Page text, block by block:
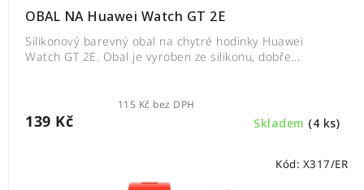
OBAL NA Huawei Watch GT 2E
Skladem (4 ks)
115 Kč bez DPH
139 Kč
Silikonový barevný obal na chytré hodinky Huawei
Watch GT 2E. Obal je vyroben ze silikonu, dobře...
Kód: X317/ER